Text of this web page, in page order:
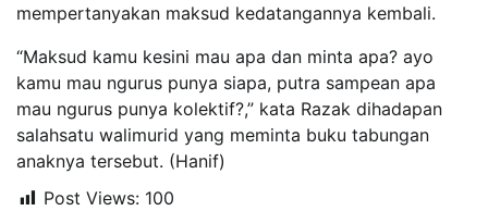
mempertanyakan maksud kedatangannya kembali.
“Maksud kamu kesini mau apa dan minta apa? ayo
kamu mau ngurus punya siapa, putra sampean apa
mau ngurus punya kolektif?,” kata Razak dihadapan
salahsatu walimurid yang meminta buku tabungan
anaknya tersebut. (Hanif)
Post Views: 100